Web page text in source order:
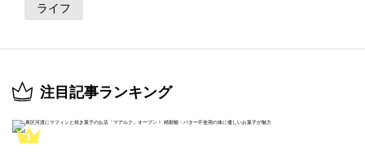
ライフ
注目記事ランキング